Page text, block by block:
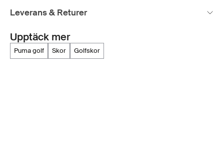
Leverans & Returer
Upptäck mer
puma golf skor golfskor